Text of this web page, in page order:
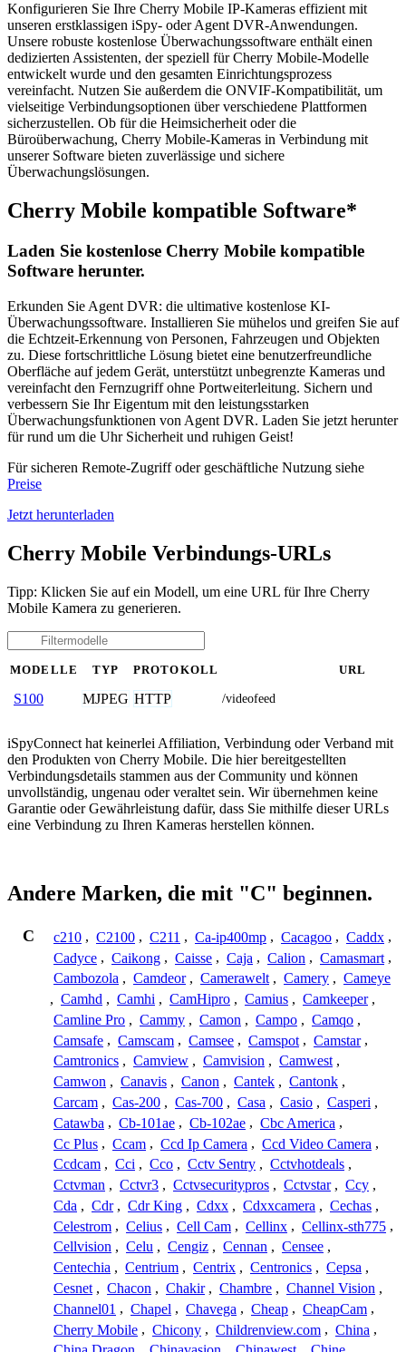
Konfigurieren Sie Ihre Cherry Mobile IP-Kameras effizient mit
unseren erstklassigen iSpy- oder Agent DVR-Anwendungen.
Unsere robuste kostenlose Überwachungssoftware enthält einen
dedizierten Assistenten, der speziell für Cherry Mobile-Modelle
entwickelt wurde und den gesamten Einrichtungsprozess
vereinfacht. Nutzen Sie außerdem die ONVIF-Kompatibilität, um
vielseitige Verbindungsoptionen über verschiedene Plattformen
sicherzustellen. Ob für die Heimsicherheit oder die
Büroüberwachung, Cherry Mobile-Kameras in Verbindung mit
unserer Software bieten zuverlässige und sichere
Überwachungslösungen.
Cherry Mobile kompatible Software*
Laden Sie kostenlose Cherry Mobile kompatible
Software herunter.
Erkunden Sie Agent DVR: die ultimative kostenlose KI-
Überwachungssoftware. Installieren Sie mühelos und greifen Sie auf
die Echtzeit-Erkennung von Personen, Fahrzeugen und Objekten
zu. Diese fortschrittliche Lösung bietet eine benutzerfreundliche
Oberfläche auf jedem Gerät, unterstützt unbegrenzte Kameras und
vereinfacht den Fernzugriff ohne Portweiterleitung. Sichern und
verbessern Sie Ihr Eigentum mit den leistungsstarken
Überwachungsfunktionen von Agent DVR. Laden Sie jetzt herunter
für rund um die Uhr Sicherheit und ruhigen Geist!
Für sicheren Remote-Zugriff oder geschäftliche Nutzung siehe
Preise
Jetzt herunterladen
Cherry Mobile Verbindungs-URLs
Tipp: Klicken Sie auf ein Modell, um eine URL für Ihre Cherry
Mobile Kamera zu generieren.
MODELLE TYP PROTOKOLL URL
S100 MJPEG HTTP /videofeed
iSpyConnect hat keinerlei Affiliation, Verbindung oder Verband mit
den Produkten von Cherry Mobile. Die hier bereitgestellten
Verbindungsdetails stammen aus der Community und können
unvollständig, ungenau oder veraltet sein. Wir übernehmen keine
Garantie oder Gewährleistung dafür, dass Sie mithilfe dieser URLs
eine Verbindung zu Ihren Kameras herstellen können.
Andere Marken, die mit "C" beginnen.
C c210 , C2100 , C211 , Ca-ip400mp , Cacagoo , Caddx ,
Cadyce , Caikong , Caisse , Caja , Calion , Camasmart ,
Cambozola , Camdeor , Camerawelt , Camery , Cameye
, Camhd , Camhi , CamHipro , Camius , Camkeeper ,
Camline Pro , Cammy , Camon , Campo , Camqo ,
Camsafe , Camscam , Camsee , Camspot , Camstar ,
Camtronics , Camview , Camvision , Camwest ,
Camwon , Canavis , Canon , Cantek , Cantonk ,
Carcam , Cas-200 , Cas-700 , Casa , Casio , Casperi ,
Catawba , Cb-101ae , Cb-102ae , Cbc America ,
Cc Plus , Ccam , Ccd Ip Camera , Ccd Video Camera ,
Ccdcam , Cci , Cco , Cctv Sentry , Cctvhotdeals ,
Cctvman , Cctvr3 , Cctvsecuritypros , Cctvstar , Ccy ,
Cda , Cdr , Cdr King , Cdxx , Cdxxcamera , Cechas ,
Celestrom , Celius , Cell Cam , Cellinx , Cellinx-sth775 ,
Cellvision , Celu , Cengiz , Cennan , Censee ,
Centechia , Centrium , Centrix , Centronics , Cepsa ,
Cesnet , Chacon , Chakir , Chambre , Channel Vision ,
Channel01 , Chapel , Chavega , Cheap , CheapCam ,
Cherry Mobile , Chicony , Childrenview.com , China ,